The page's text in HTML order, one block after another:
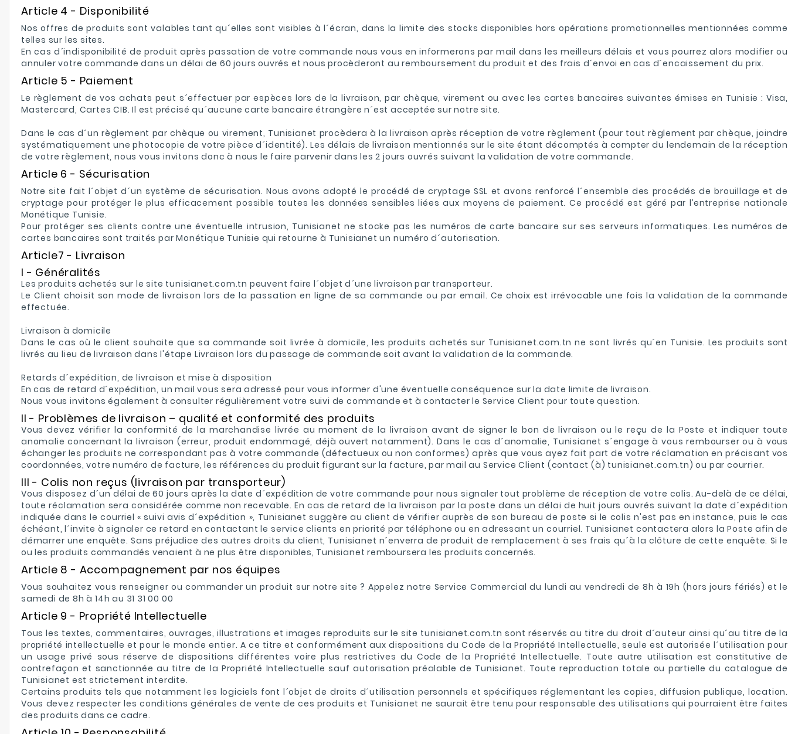
Article 4 - Disponibilité
Nos offres de produits sont valables tant qu´elles sont visibles à l´écran, dans la limite des stocks disponibles hors opérations promotionnelles mentionnées comme
telles sur les sites.
En cas d´indisponibilité de produit après passation de votre commande nous vous en informerons par mail dans les meilleurs délais et vous pourrez alors modifier ou
annuler votre commande dans un délai de 60 jours ouvrés et nous procèderont au remboursement du produit et des frais d´envoi en cas d´encaissement du prix.
Article 5 - Paiement
Le règlement de vos achats peut s´effectuer par espèces lors de la livraison, par chèque, virement ou avec les cartes bancaires suivantes émises en Tunisie : Visa,
Mastercard, Cartes CIB. Il est précisé qu´aucune carte bancaire étrangère n´est acceptée sur notre site.
Dans le cas d´un règlement par chèque ou virement, Tunisianet procèdera à la livraison après réception de votre règlement (pour tout règlement par chèque, joindre
systématiquement une photocopie de votre pièce d´identité). Les délais de livraison mentionnés sur le site étant décomptés à compter du lendemain de la réception
de votre règlement, nous vous invitons donc à nous le faire parvenir dans les 2 jours ouvrés suivant la validation de votre commande.
Article 6 - Sécurisation
Notre site fait l´objet d´un système de sécurisation. Nous avons adopté le procédé de cryptage SSL et avons renforcé l´ensemble des procédés de brouillage et de
cryptage pour protéger le plus efficacement possible toutes les données sensibles liées aux moyens de paiement. Ce procédé est géré par l’entreprise nationale
Monétique Tunisie.
Pour protéger ses clients contre une éventuelle intrusion, Tunisianet ne stocke pas les numéros de carte bancaire sur ses serveurs informatiques. Les numéros de
cartes bancaires sont traités par Monétique Tunisie qui retourne à Tunisianet un numéro d´autorisation.
Article7 - Livraison
I - Généralités
Les produits achetés sur le site tunisianet.com.tn peuvent faire l´objet d´une livraison par transporteur.
Le Client choisit son mode de livraison lors de la passation en ligne de sa commande ou par email. Ce choix est irrévocable une fois la validation de la commande
effectuée.
Livraison à domicile
Dans le cas où le client souhaite que sa commande soit livrée à domicile, les produits achetés sur Tunisianet.com.tn ne sont livrés qu´en Tunisie. Les produits sont
livrés au lieu de livraison dans l'étape Livraison lors du passage de commande soit avant la validation de la commande.
Retards d´expédition, de livraison et mise à disposition
En cas de retard d´expédition, un mail vous sera adressé pour vous informer d'une éventuelle conséquence sur la date limite de livraison.
Nous vous invitons également à consulter régulièrement votre suivi de commande et à contacter le Service Client pour toute question.
II - Problèmes de livraison – qualité et conformité des produits
Vous devez vérifier la conformité de la marchandise livrée au moment de la livraison avant de signer le bon de livraison ou le reçu de la Poste et indiquer toute
anomalie concernant la livraison (erreur, produit endommagé, déjà ouvert notamment). Dans le cas d´anomalie, Tunisianet s´engage à vous rembourser ou à vous
échanger les produits ne correspondant pas à votre commande (défectueux ou non conformes) après que vous ayez fait part de votre réclamation en précisant vos
coordonnées, votre numéro de facture, les références du produit figurant sur la facture, par mail au Service Client (contact (à) tunisianet.com.tn) ou par courrier.
III - Colis non reçus (livraison par transporteur)
Vous disposez d´un délai de 60 jours après la date d´expédition de votre commande pour nous signaler tout problème de réception de votre colis. Au-delà de ce délai,
toute réclamation sera considérée comme non recevable. En cas de retard de la livraison par la poste dans un délai de huit jours ouvrés suivant la date d´expédition
indiquée dans le courriel « suivi avis d´expédition », Tunisianet suggère au client de vérifier auprès de son bureau de poste si le colis n'est pas en instance, puis le cas
échéant, l´invite à signaler ce retard en contactant le service clients en priorité par téléphone ou en adressant un courriel. Tunisianet contactera alors la Poste afin de
démarrer une enquête. Sans préjudice des autres droits du client, Tunisianet n´enverra de produit de remplacement à ses frais qu´à la clôture de cette enquête. Si le
ou les produits commandés venaient à ne plus être disponibles, Tunisianet remboursera les produits concernés.
Article 8 - Accompagnement par nos équipes
Vous souhaitez vous renseigner ou commander un produit sur notre site ? Appelez notre Service Commercial du lundi au vendredi de 8h à 19h (hors jours fériés) et le
samedi de 8h à 14h au 31 31 00 00
Article 9 - Propriété Intellectuelle
Tous les textes, commentaires, ouvrages, illustrations et images reproduits sur le site tunisianet.com.tn sont réservés au titre du droit d´auteur ainsi qu´au titre de la
propriété intellectuelle et pour le monde entier. A ce titre et conformément aux dispositions du Code de la Propriété Intellectuelle, seule est autorisée l´utilisation pour
un usage privé sous réserve de dispositions différentes voire plus restrictives du Code de la Propriété Intellectuelle. Toute autre utilisation est constitutive de
contrefaçon et sanctionnée au titre de la Propriété Intellectuelle sauf autorisation préalable de Tunisianet. Toute reproduction totale ou partielle du catalogue de
Tunisianet est strictement interdite.
Certains produits tels que notamment les logiciels font l´objet de droits d´utilisation personnels et spécifiques réglementant les copies, diffusion publique, location.
Vous devez respecter les conditions générales de vente de ces produits et Tunisianet ne saurait être tenu pour responsable des utilisations qui pourraient être faites
des produits dans ce cadre.